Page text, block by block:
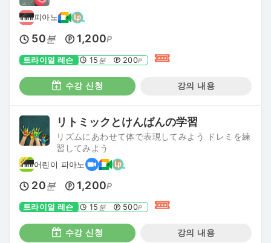
피아노
50분 1,200P
트라이얼 레슨 15 분 200P
수강 신청 강의 내용
リトミックとけんばんの学習
リズムにあわせて体で表現してみよう ドレミを練
習してみよう
어린이 피아노
20분 1,200P
트라이얼 레슨 15 분 500P
수강 신청 강의 내용